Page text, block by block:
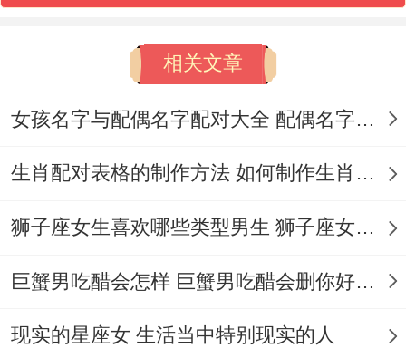
★★★☆☆ ★★★★☆
射手 ★★★★★ ★☆☆☆☆
数据感觉白羊女的攻势强度仅次于射手座、
25岁:寻找期。好办冲动示爱- 26-30岁:稳定
期、注重情感质量，31岁。开外:收放自如 -
相关文章
女孩名字与配偶名字配对大全 配偶名字配对女孩版
生肖配对表格的制作方法 如何制作生肖配对表格
狮子座女生喜欢哪些类型男生 狮子座女生喜欢哪种男生
巨蟹男吃醋会怎样 巨蟹男吃醋会删你好友吗
现实的星座女 生活当中特别现实的人